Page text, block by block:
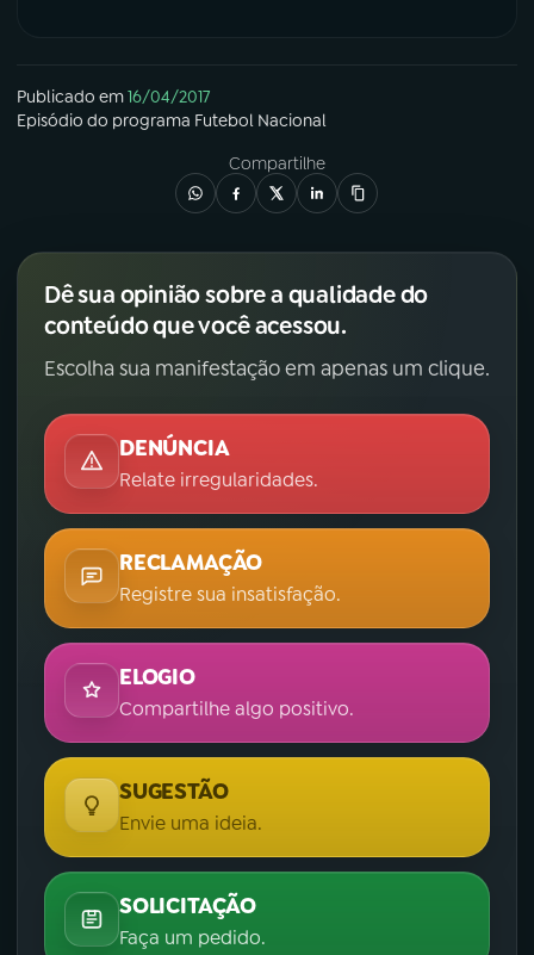
Publicado em16/04/2017
Episódio do programa Futebol Nacional
Compartilhe
Dê sua opinião sobre a qualidade do
conteúdo que você acessou.
Escolha sua manifestação em apenas um clique.
DENÚNCIA
Relate irregularidades.
RECLAMAÇÃO
Registre sua insatisfação.
ELOGIO
Compartilhe algo positivo.
SUGESTÃO
Envie uma ideia.
SOLICITAÇÃO
Faça um pedido.